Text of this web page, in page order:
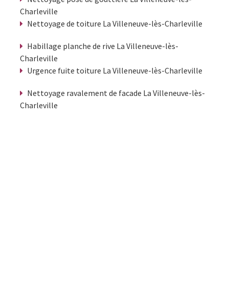
Charleville
Nettoyage de toiture La Villeneuve-lès-Charleville
Habillage planche de rive La Villeneuve-lès-
Charleville
Urgence fuite toiture La Villeneuve-lès-Charleville
Nettoyage ravalement de facade La Villeneuve-lès-
Charleville